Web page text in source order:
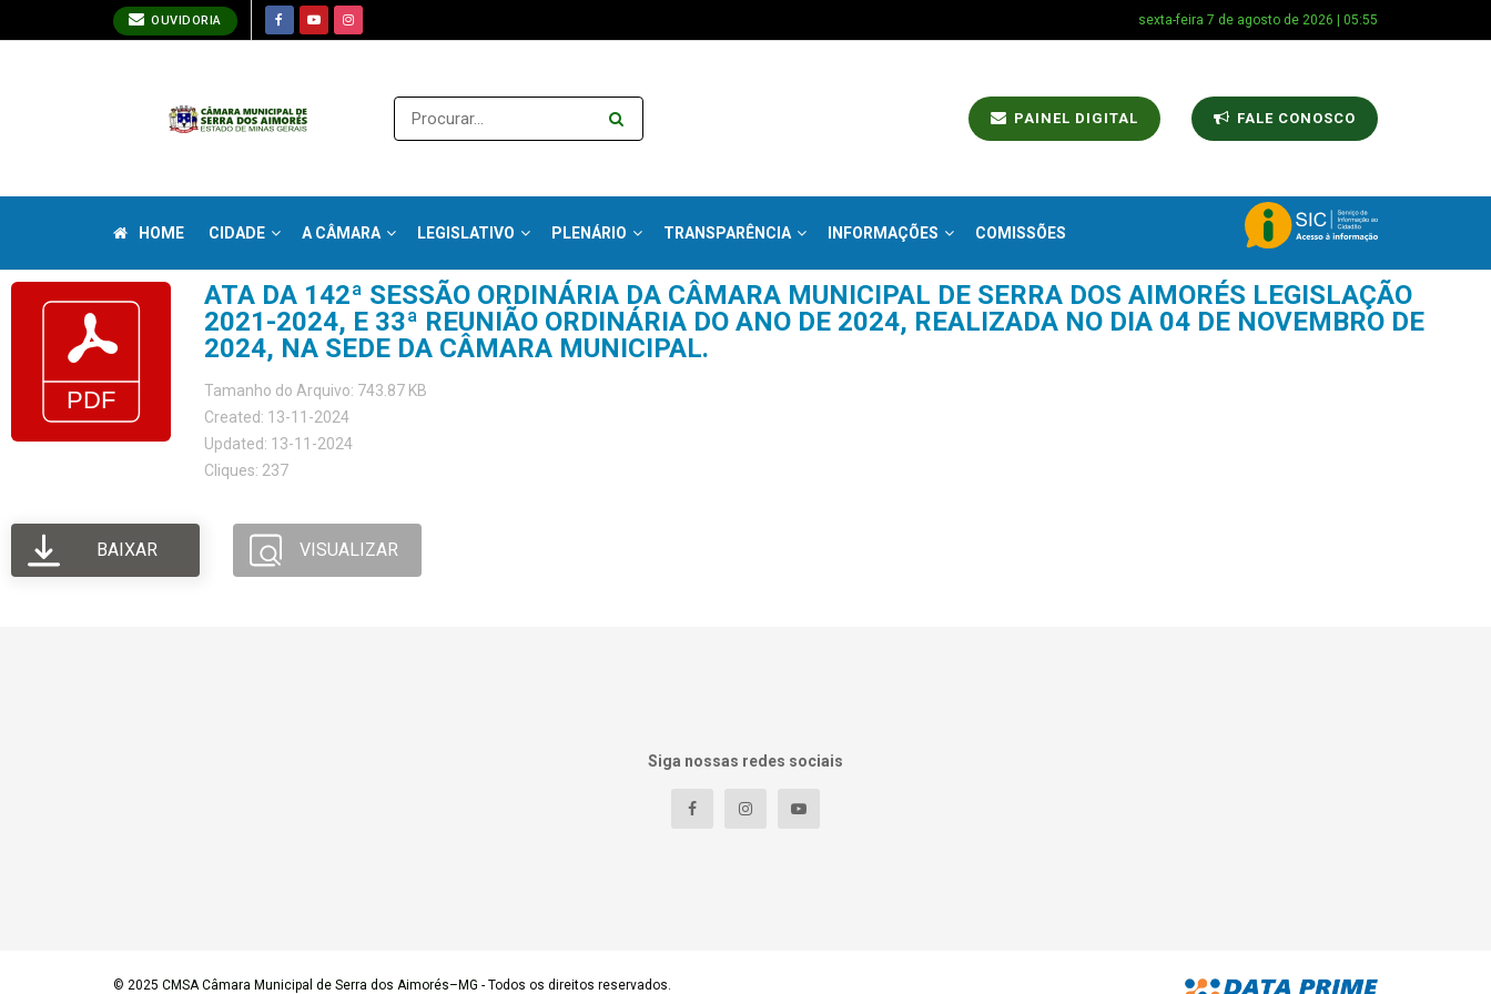
OUVIDORIA sexta-feira 7 de agosto de 2026 | 05:55
PAINEL DIGITAL FALE CONOSCO
HOME CIDADE A CÂMARA LEGISLATIVO PLENÁRIO TRANSPARÊNCIA INFORMAÇÕES COMISSÕES
ATA DA 142ª SESSÃO ORDINÁRIA DA CÂMARA MUNICIPAL DE SERRA DOS AIMORÉS LEGISLAÇÃO
2021-2024, E 33ª REUNIÃO ORDINÁRIA DO ANO DE 2024, REALIZADA NO DIA 04 DE NOVEMBRO DE
2024, NA SEDE DA CÂMARA MUNICIPAL.
Tamanho do Arquivo: 743.87 KB
Created: 13-11-2024
Updated: 13-11-2024
Cliques: 237
BAIXAR VISUALIZAR
Siga nossas redes sociais
© 2025 CMSA Câmara Municipal de Serra dos Aimorés–MG - Todos os direitos reservados.